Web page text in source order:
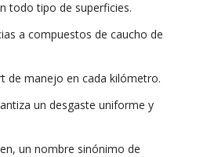
todo tipo de superficies.
a compuestos de caucho de
de manejo en cada kilómetro.
un desgaste uniforme y
un nombre sinónimo de